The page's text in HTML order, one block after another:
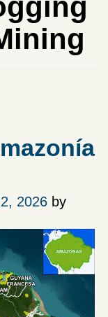
2026 by